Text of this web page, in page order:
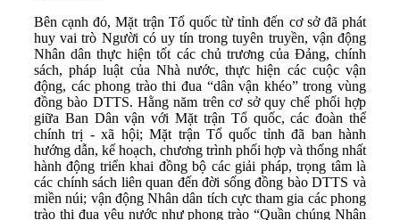
Bên cạnh đó, Mặt trận Tổ quốc từ tỉnh đến cơ sở đã phát
huy vai trò Người có uy tín trong tuyên truyền, vận động
Nhân dân thực hiện tốt các chủ trương của Đảng, chính
sách, pháp luật của Nhà nước, thực hiện các cuộc vận
động, các phong trào thi đua “dân vận khéo” trong vùng
đồng bào DTTS. Hằng năm trên cơ sở quy chế phối hợp
giữa Ban Dân vận với Mặt trận Tổ quốc, các đoàn thể
chính trị - xã hội; Mặt trận Tổ quốc tỉnh đã ban hành
hướng dẫn, kế hoạch, chương trình phối hợp và thống nhất
hành động triển khai đồng bộ các giải pháp, trọng tâm là
các chính sách liên quan đến đời sống đồng bào DTTS và
miền núi; vận động Nhân dân tích cực tham gia các phong
trào thi đua yêu nước như phong trào “Quần chúng Nhân